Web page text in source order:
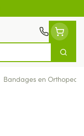
Zoek
Bandages en